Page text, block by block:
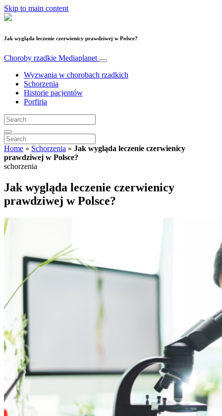
Skip to main content
Jak wygląda leczenie czerwienicy prawdziwej w Polsce?
Choroby rzadkie Mediaplanet
Wyzwania w chorobach rzadkich
Schorzenia
Historie pacjentów
Porfiria
Home » Schorzenia » Jak wygląda leczenie czerwienicy
prawdziwej w Polsce?
schorzenia
Jak wygląda leczenie czerwienicy
prawdziwej w Polsce?